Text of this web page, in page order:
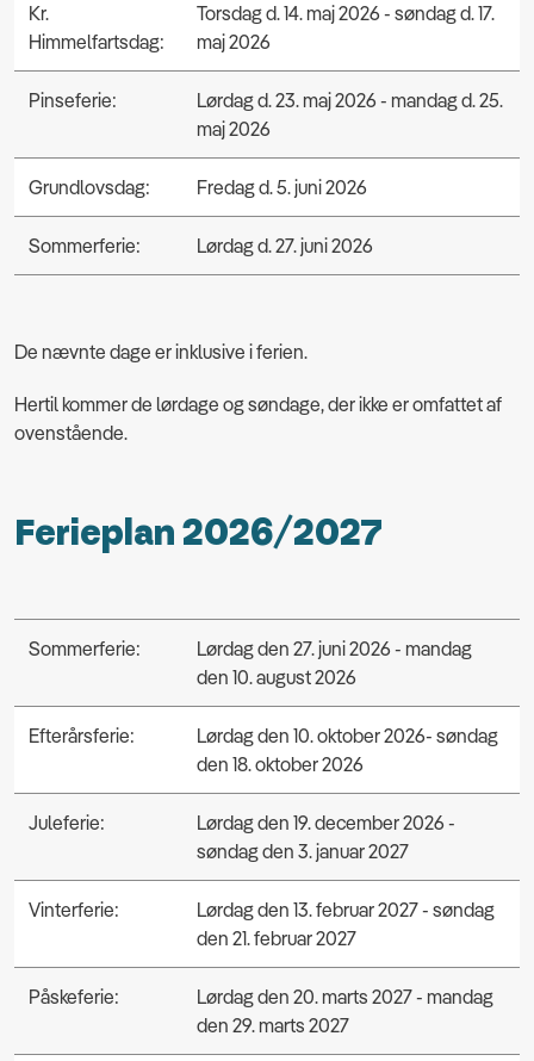
Kr.
Himmelfartsdag:
Torsdag d. 14. maj 2026 - søndag d. 17.
maj 2026
Pinseferie:
Lørdag d. 23. maj 2026 - mandag d. 25.
maj 2026
Grundlovsdag: Fredag d. 5. juni 2026
Sommerferie: Lørdag d. 27. juni 2026
De nævnte dage er inklusive i ferien.
Hertil kommer de lørdage og søndage, der ikke er omfattet af
ovenstående.
Ferieplan 2026/2027
Sommerferie:
Lørdag den 27. juni 2026 - mandag
den 10. august 2026
Efterårsferie:
Lørdag den 10. oktober 2026- søndag
den 18. oktober 2026
Juleferie:
Lørdag den 19. december 2026 -
søndag den 3. januar 2027
Vinterferie:
Lørdag den 13. februar 2027 - søndag
den 21. februar 2027
Påskeferie:
Lørdag den 20. marts 2027 - mandag
den 29. marts 2027